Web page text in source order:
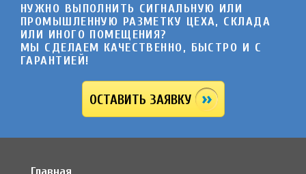
НУЖНО ВЫПОЛНИТЬ СИГНАЛЬНУЮ ИЛИ
ПРОМЫШЛЕННУЮ РАЗМЕТКУ ЦЕХА, СКЛАДА
ИЛИ ИНОГО ПОМЕЩЕНИЯ?
МЫ СДЕЛАЕМ КАЧЕСТВЕННО, БЫСТРО И C
ГАРАНТИЕЙ!
ОСТАВИТЬ ЗАЯВКУ